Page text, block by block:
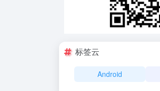
标签云
Android